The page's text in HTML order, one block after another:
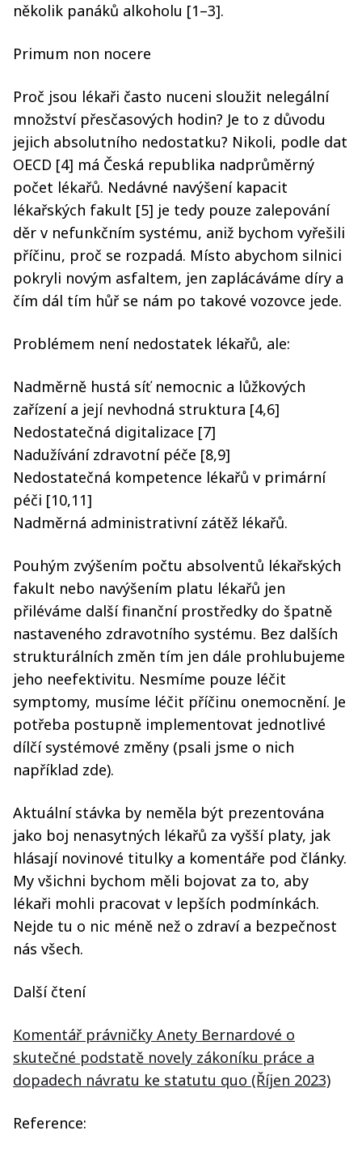
několik panáků alkoholu [1–3].
Primum non nocere
Proč jsou lékaři často nuceni sloužit nelegální
množství přesčasových hodin? Je to z důvodu
jejich absolutního nedostatku? Nikoli, podle dat
OECD [4] má Česká republika nadprůměrný
počet lékařů. Nedávné navýšení kapacit
lékařských fakult [5] je tedy pouze zalepování
děr v nefunkčním systému, aniž bychom vyřešili
příčinu, proč se rozpadá. Místo abychom silnici
pokryli novým asfaltem, jen zaplácáváme díry a
čím dál tím hůř se nám po takové vozovce jede.
Problémem není nedostatek lékařů, ale:
Nadměrně hustá síť nemocnic a lůžkových
zařízení a její nevhodná struktura [4,6]
Nedostatečná digitalizace [7]
Nadužívání zdravotní péče [8,9]
Nedostatečná kompetence lékařů v primární
péči [10,11]
Nadměrná administrativní zátěž lékařů.
Pouhým zvýšením počtu absolventů lékařských
fakult nebo navýšením platu lékařů jen
přiléváme další finanční prostředky do špatně
nastaveného zdravotního systému. Bez dalších
strukturálních změn tím jen dále prohlubujeme
jeho neefektivitu. Nesmíme pouze léčit
symptomy, musíme léčit příčinu onemocnění. Je
potřeba postupně implementovat jednotlivé
dílčí systémové změny (psali jsme o nich
například zde).
Aktuální stávka by neměla být prezentována
jako boj nenasytných lékařů za vyšší platy, jak
hlásají novinové titulky a komentáře pod články.
My všichni bychom měli bojovat za to, aby
lékaři mohli pracovat v lepších podmínkách.
Nejde tu o nic méně než o zdraví a bezpečnost
nás všech.
Další čtení
Komentář právničky Anety Bernardové o
skutečné podstatě novely zákoníku práce a
dopadech návratu ke statutu quo (Říjen 2023)
Reference: